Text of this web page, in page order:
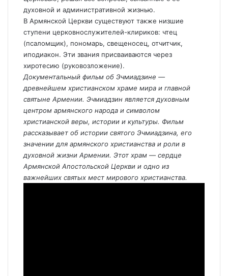
духовной и административной жизнью.
В Армянской Церкви существуют также низшие
ступени церковнослужителей-клириков: чтец
(псаломщик), пономарь, свещеносец, отчитчик,
иподиакон. Эти звания присваиваются через
хиротесию (руковозложение).
Документальный фильм об Эчмиадзине —
древнейшем христианском храме мира и главной
святыне Армении. Эчмиадзин является духовным
центром армянского народа и символом
христианской веры, истории и культуры. Фильм
рассказывает об истории святого Эчмиадзина, его
значении для армянского христианства и роли в
духовной жизни Армении. Этот храм — сердце
Армянской Апостольской Церкви и одно из
важнейших святых мест мирового христианства.